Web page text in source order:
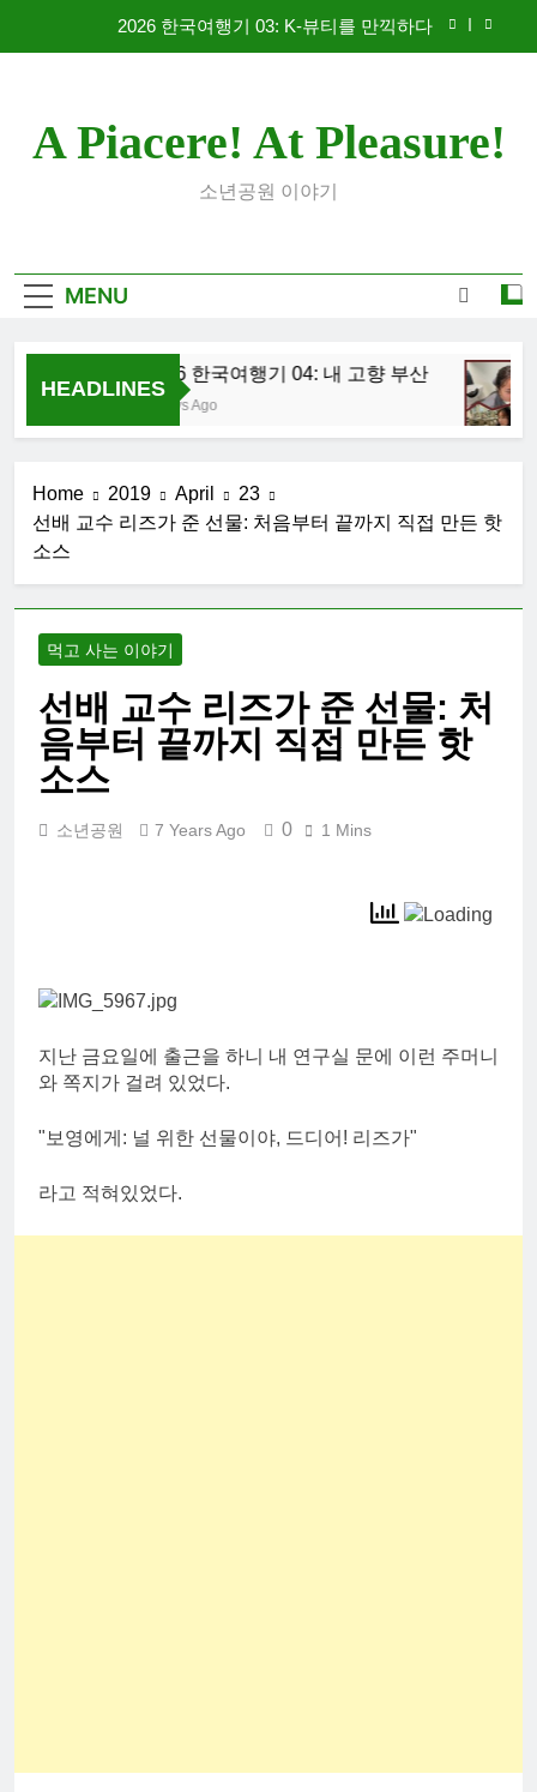
2026 한국여행기 03: K-뷰티를 만끽하다
2026 한국여행기 02: 82쿡 덕분에 만난 사람들
2026 한국여행기 04: 내 고향 부산
대학 신입생 오리엔테이션과 남편 수술후 회복
A Piacere! At Pleasure!
소년공원 이야기
MENU
HEADLINES
2026 한국여행기 04: 내 고향 부산
4 Days Ago
Home 2019 April
23
선배 교수 리즈가 준 선물: 처음부터 끝까지 직접 만든 핫
소스
먹고 사는 이야기
선배 교수 리즈가 준 선물: 처
음부터 끝까지 직접 만든 핫
소스
소년공원 7 Years Ago 0 1 Mins
지난 금요일에 출근을 하니 내 연구실 문에 이런 주머니
와 쪽지가 걸려 있었다.
"보영에게: 널 위한 선물이야, 드디어! 리즈가"
라고 적혀있었다.